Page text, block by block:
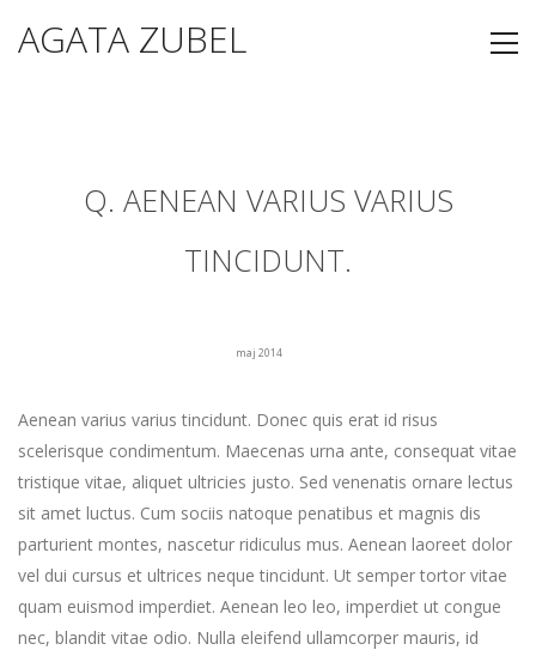
AGATA ZUBEL
Q. AENEAN VARIUS VARIUS
TINCIDUNT.
maj 2014
Aenean varius varius tincidunt. Donec quis erat id risus
scelerisque condimentum. Maecenas urna ante, consequat vitae
tristique vitae, aliquet ultricies justo. Sed venenatis ornare lectus
sit amet luctus. Cum sociis natoque penatibus et magnis dis
parturient montes, nascetur ridiculus mus. Aenean laoreet dolor
vel dui cursus et ultrices neque tincidunt. Ut semper tortor vitae
quam euismod imperdiet. Aenean leo leo, imperdiet ut congue
nec, blandit vitae odio. Nulla eleifend ullamcorper mauris, id